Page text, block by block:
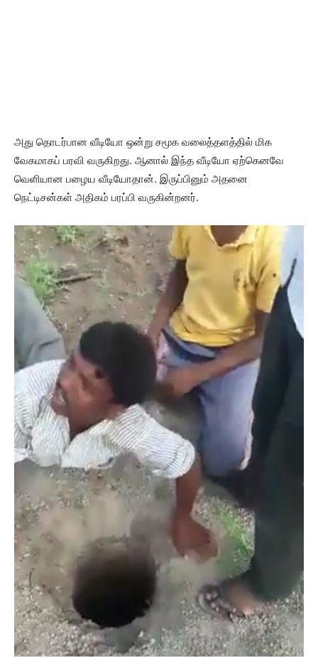
அது தொடர்பான வீடியோ ஒன்று சமூக வலைத்தளத்தில் மிக
வேகமாகப் பரவி வருகிறது. ஆனால் இந்த வீடியோ ஏற்கெனவே
வெளியான பழைய வீடியோதான். இருப்பினும் அதனை
நெட்டிசன்கள் அதிகம் பரப்பி வருகின்றனர்.